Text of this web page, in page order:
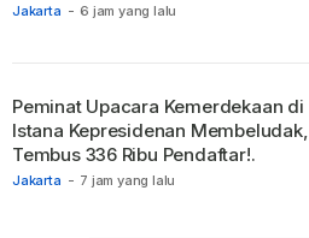
Jakarta - 6 jam yang lalu
Jakarta - 7 jam yang lalu
Peminat Upacara Kemerdekaan di
Istana Kepresidenan Membeludak,
Tembus 336 Ribu Pendaftar!.